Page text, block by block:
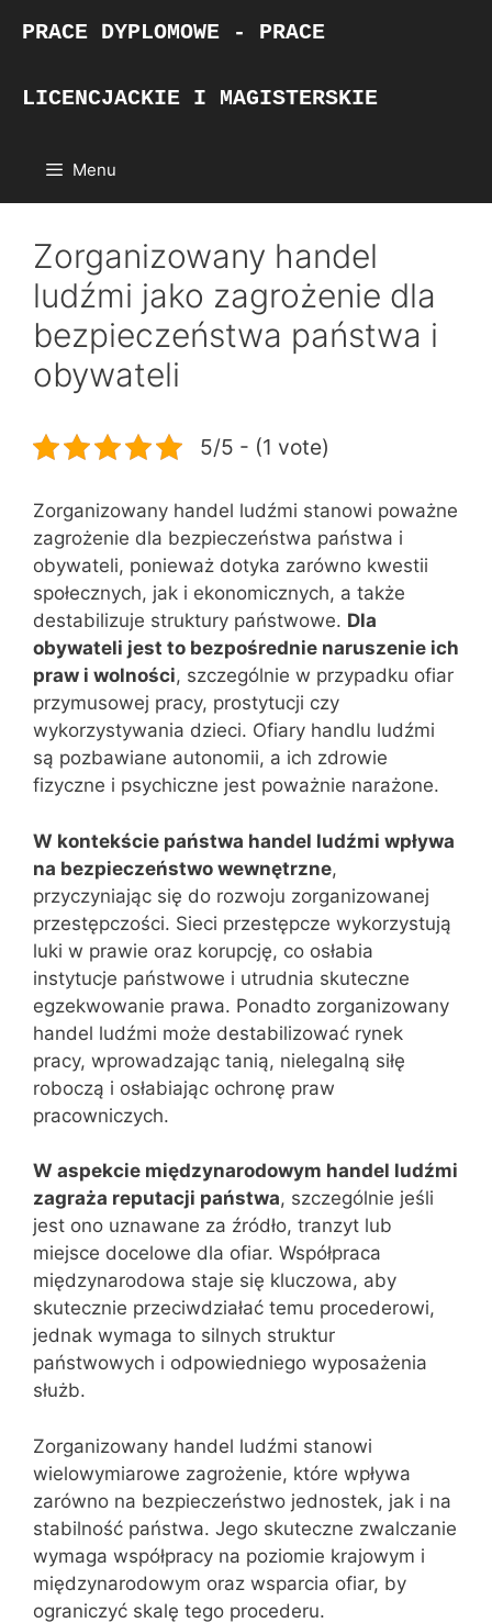
PRACE DYPLOMOWE - PRACE
LICENCJACKIE I MAGISTERSKIE
Menu
Zorganizowany handel
ludźmi jako zagrożenie dla
bezpieczeństwa państwa i
obywateli
5/5 - (1 vote)
Zorganizowany handel ludźmi stanowi poważne
zagrożenie dla bezpieczeństwa państwa i
obywateli, ponieważ dotyka zarówno kwestii
społecznych, jak i ekonomicznych, a także
destabilizuje struktury państwowe. Dla
obywateli jest to bezpośrednie naruszenie ich
praw i wolności, szczególnie w przypadku ofiar
przymusowej pracy, prostytucji czy
wykorzystywania dzieci. Ofiary handlu ludźmi
są pozbawiane autonomii, a ich zdrowie
fizyczne i psychiczne jest poważnie narażone.
W kontekście państwa handel ludźmi wpływa
na bezpieczeństwo wewnętrzne,
przyczyniając się do rozwoju zorganizowanej
przestępczości. Sieci przestępcze wykorzystują
luki w prawie oraz korupcję, co osłabia
instytucje państwowe i utrudnia skuteczne
egzekwowanie prawa. Ponadto zorganizowany
handel ludźmi może destabilizować rynek
pracy, wprowadzając tanią, nielegalną siłę
roboczą i osłabiając ochronę praw
pracowniczych.
W aspekcie międzynarodowym handel ludźmi
zagraża reputacji państwa, szczególnie jeśli
jest ono uznawane za źródło, tranzyt lub
miejsce docelowe dla ofiar. Współpraca
międzynarodowa staje się kluczowa, aby
skutecznie przeciwdziałać temu procederowi,
jednak wymaga to silnych struktur
państwowych i odpowiedniego wyposażenia
służb.
Zorganizowany handel ludźmi stanowi
wielowymiarowe zagrożenie, które wpływa
zarówno na bezpieczeństwo jednostek, jak i na
stabilność państwa. Jego skuteczne zwalczanie
wymaga współpracy na poziomie krajowym i
międzynarodowym oraz wsparcia ofiar, by
ograniczyć skalę tego procederu.